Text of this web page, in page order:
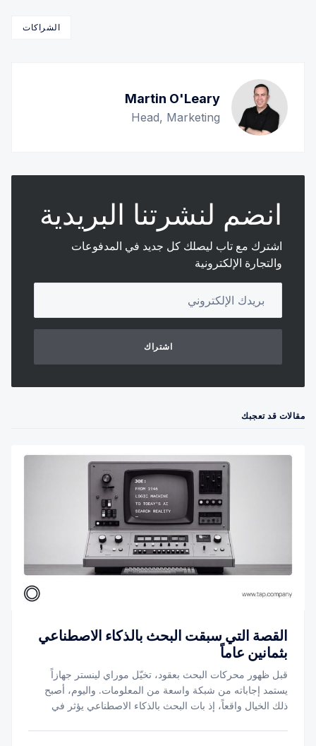
الشراكات
Martin O'Leary
Head, Marketing
انضم لنشرتنا البريدية
اشترك مع تاب ليصلك كل جديد في المدفوعات
والتجارة الإلكترونية
اشتراك
مقالات قد تعجبك
القصة التي سبقت البحث بالذكاء الاصطناعي
بثمانين عاماً
قبل ظهور محركات البحث بعقود، تخيّل موراي لينستر جهازاً
يستمد إجاباته من شبكة واسعة من المعلومات. واليوم، أصبح
ذلك الخيال واقعاً، إذ بات البحث بالذكاء الاصطناعي يؤثر في